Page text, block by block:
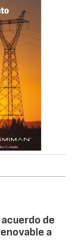
de
a